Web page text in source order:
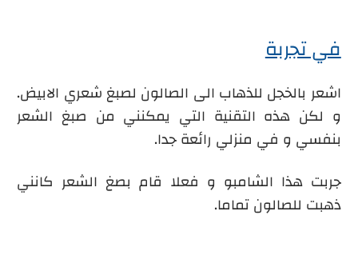
في تجربة
اشعر بالخجل للذهاب الى الصالون لصبغ شعري الابيض.
و لكن هذه التقنية التي يمكنني من صبغ الشعر
بنفسي و في منزلي رائعة جدا.
جربت هذا الشامبو و فعلا قام بصغ الشعر كانني
ذهبت للصالون تماما.